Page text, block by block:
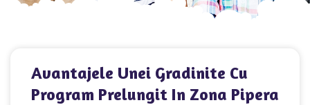
Avantajele Unei Gradinite Cu
Program Prelungit In Zona Pipera